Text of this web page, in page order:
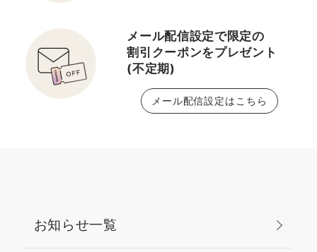
メール配信設定で限定の
割引クーポンをプレゼント
(不定期)
メール配信設定はこちら
お知らせ一覧